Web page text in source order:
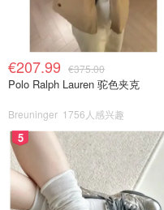
€207.99 €375.00
Polo Ralph Lauren 驼色夹克
Breuninger 1756人感兴趣
5